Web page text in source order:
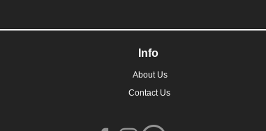
Info
About Us
Contact Us